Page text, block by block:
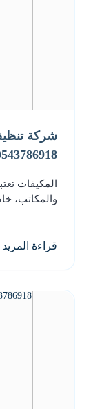
شركة
0543786918 | غسيل مكيفات خصم
المكيفات
والمكاتب،
قراءة المزيد